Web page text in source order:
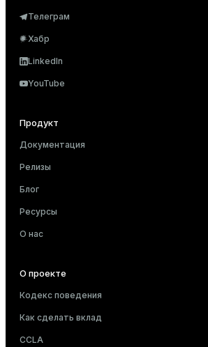
Телеграм
Хабр
LinkedIn
YouTube
Продукт
Документация
Релизы
Блог
Ресурсы
О нас
О проекте
Кодекс поведения
Как сделать вклад
CCLA